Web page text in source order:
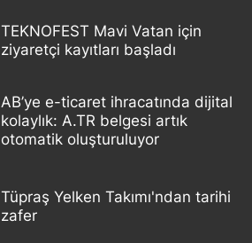
TEKNOFEST Mavi Vatan için
ziyaretçi kayıtları başladı
AB’ye e-ticaret ihracatında dijital
kolaylık: A.TR belgesi artık
otomatik oluşturuluyor
Tüpraş Yelken Takımı'ndan tarihi
zafer